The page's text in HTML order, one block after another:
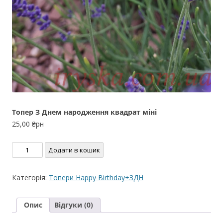
Топер З Днем народження квадрат міні
25,00 ₴рн
Топер
З
народження
Додати в кошик
Категорія: Топери Happy Birthday+ЗДН
Опис Відгуки (0)